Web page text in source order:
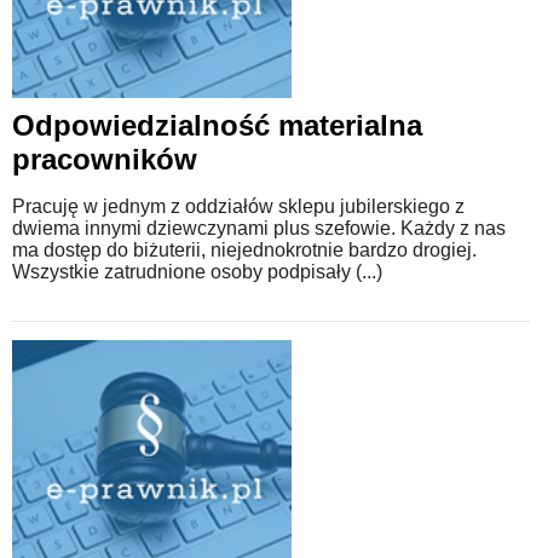
Odpowiedzialność materialna
pracowników
Pracuję w jednym z oddziałów sklepu jubilerskiego z
dwiema innymi dziewczynami plus szefowie. Każdy z nas
ma dostęp do biżuterii, niejednokrotnie bardzo drogiej.
Wszystkie zatrudnione osoby podpisały (...)